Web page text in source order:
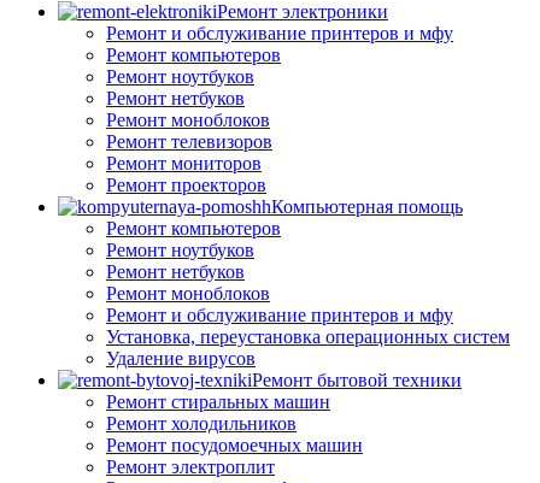
Ремонт электроники
Ремонт и обслуживание принтеров и мфу
Ремонт компьютеров
Ремонт ноутбуков
Ремонт нетбуков
Ремонт моноблоков
Ремонт телевизоров
Ремонт мониторов
Ремонт проекторов
Компьютерная помощь
Ремонт компьютеров
Ремонт ноутбуков
Ремонт нетбуков
Ремонт моноблоков
Ремонт и обслуживание принтеров и мфу
Установка, переустановка операционных систем
Удаление вирусов
Ремонт бытовой техники
Ремонт стиральных машин
Ремонт холодильников
Ремонт посудомоечных машин
Ремонт электроплит